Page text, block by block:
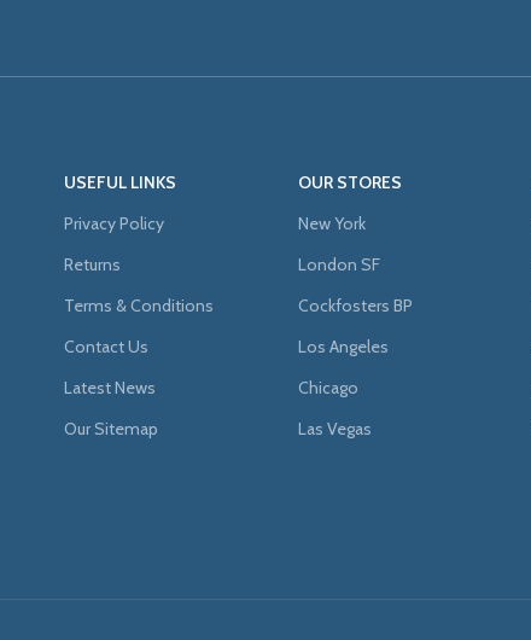
USEFUL LINKS
Privacy Policy
Returns
Terms & Conditions
Contact Us
Latest News
Our Sitemap
OUR STORES
New York
London SF
Cockfosters BP
Los Angeles
Chicago
Las Vegas